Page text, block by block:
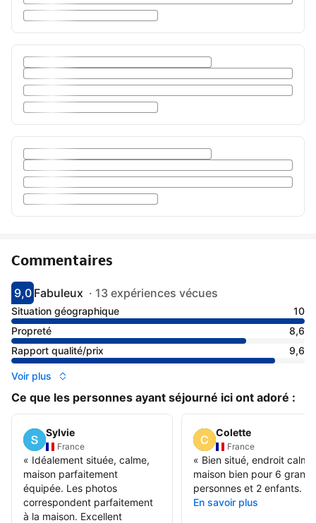
Commentaires
Avec une note de 9
9,0
fabuleuxFabuleux · 13 expériences vécues
Situation géographique
10
Propreté
8,6
Rapport qualité/prix
9,6
Voir plus
Ce que les personnes ayant séjourné ici ont adoré :
Sylvie
France
« Idéalement située, calme,
maison parfaitement
équipée. Les photos
correspondent parfaitement
à la maison. Excellent
Colette
France
« Bien situé, endroit
maison bien pour 6
personnes et 2 enfants.
En savoir plus